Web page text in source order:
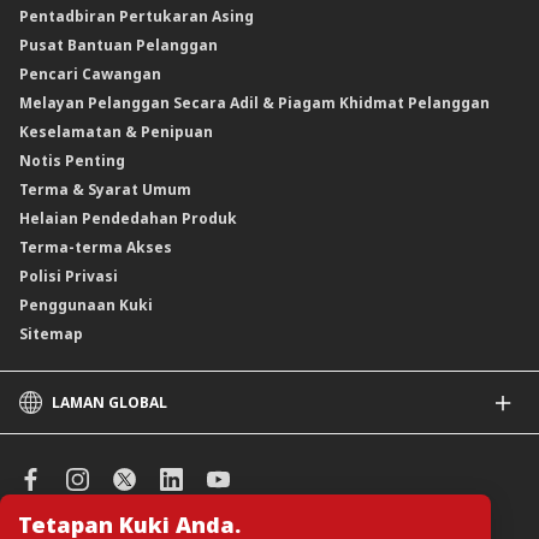
Tetapan Kuki Anda.
Instrumen Deposit Boleh Niaga Kadar Apungan (FRNID)
Instrumen Boleh Niaga Islam (INI)
Produk Berstruktur
Produk Berstruktur Islam
Skim Persaraan Swasta (PRS)
Clicks Trader
Instrumen Deposit Boleh Niaga
Unit Amanah Harga Berubah ASNB
Insurans/Takaful Hartanah
Kadar Asas Standard /Kadar Asas / Kadar Pinjaman/Pembiayaan Asas
Pentadbiran Pertukaran Asing
Pusat Bantuan Pelanggan
Pencari Cawangan
Melayan Pelanggan Secara Adil & Piagam Khidmat Pelanggan
Keselamatan & Penipuan
Notis Penting
Terma & Syarat Umum
Helaian Pendedahan Produk
Terma-terma Akses
Polisi Privasi
Penggunaan Kuki
Sitemap
LAMAN GLOBAL
CIMB Islamic
CIMB Bank (SG)
CIMB Bank (KH)